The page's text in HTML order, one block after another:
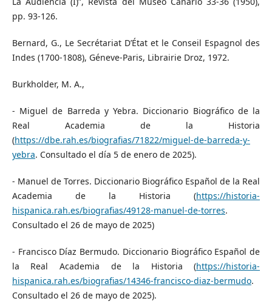
pp. 93-126.
Bernard, G., Le Secrétariat D’État et le Conseil Espagnol des
Indes (1700-1808), Géneve-Paris, Librairie Droz, 1972.
Burkholder, M. A.,
- Miguel de Barreda y Yebra. Diccionario Biográfico de la
Real Academia de la Historia
(https://dbe.rah.es/biografias/71822/miguel-de-barreda-y-
yebra. Consultado el día 5 de enero de 2025).
- Manuel de Torres. Diccionario Biográfico Español de la Real
Academia de la Historia (https://historia-
hispanica.rah.es/biografias/49128-manuel-de-torres.
Consultado el 26 de mayo de 2025)
- Francisco Díaz Bermudo. Diccionario Biográfico Español de
la Real Academia de la Historia (https://historia-
hispanica.rah.es/biografias/14346-francisco-diaz-bermudo.
Consultado el 26 de mayo de 2025).